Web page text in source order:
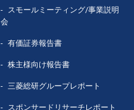
スモールミーティング/事業説明
会
有価証券報告書
株主様向け報告書
三菱総研グループレポート
スポンサードリサーチレポート